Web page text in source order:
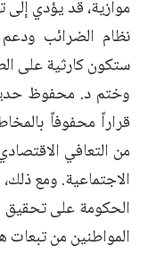
موازية، قد يؤدي
نظام الضرائب ودعم
ستكون كارثية على
وختم د. محفوظ
قراراً محفوفاً
من التعافي
الاجتماعية. ومع
الحكومة على تحقيق
المواطنين من تبعات